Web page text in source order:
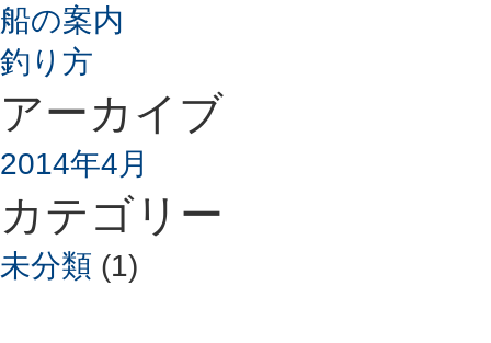
船の案内
釣り方
アーカイブ
2014年4月
カテゴリー
未分類 (1)